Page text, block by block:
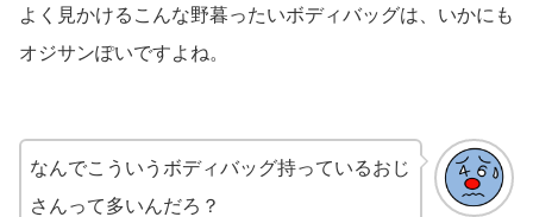
よく見かけるこんな野暮ったいボディバッグは、いかにも
オジサンぽいですよね。
なんでこういうボディバッグ持っているおじ
さんって多いんだろ？